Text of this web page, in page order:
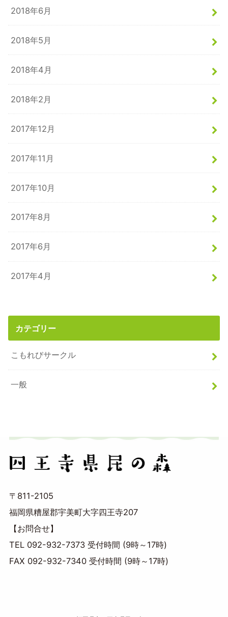
2018年6月
2018年5月
2018年4月
2018年2月
2017年12月
2017年11月
2017年10月
2017年8月
2017年6月
2017年4月
カテゴリー
こもれびサークル
一般
〒811-2105
福岡県糟屋郡宇美町大字四王寺207
【お問合せ】
TEL 092-932-7373 受付時間 (9時～17時)
FAX 092-932-7340 受付時間 (9時～17時)